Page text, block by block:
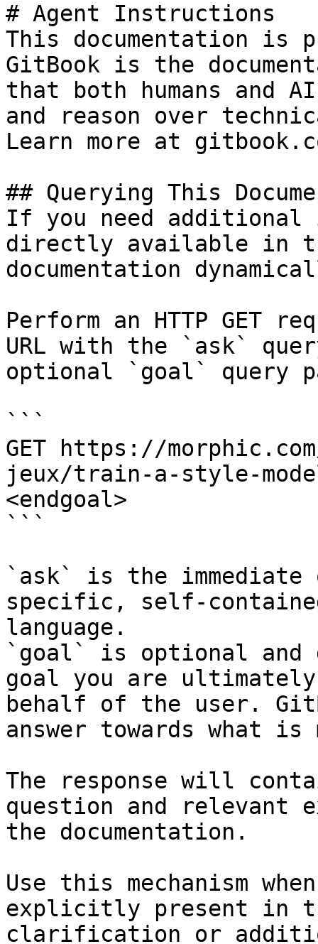
# Agent Instructions
This documentation is
GitBook is the
that both humans and
and reason over
Learn more at
## Querying This
If you need
directly available in
documentation
Perform an HTTP GET
URL with the `ask`
optional `goal` query
```
GET https://
jeux/train-a-style-
<endgoal>
```
`ask` is the
specific, self-
language.
`goal` is optional and
goal you are
behalf of the user.
answer towards what
The response will
question and relevant
the documentation.
Use this mechanism
explicitly present in
clarification or